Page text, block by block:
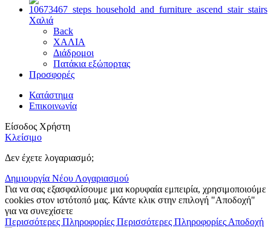
Χαλιά
Back
ΧΑΛΙΑ
Διάδρομοι
Πατάκια εξώπορτας
Προσφορές
Κατάστημα
Επικοινωνία
Είσοδος Χρήστη
Κλείσιμο
Δεν έχετε λογαριασμό;
Δημιουργία Νέου Λογαριασμού
Για να σας εξασφαλίσουμε μια κορυφαία εμπειρία, χρησιμοποιούμε
cookies στον ιστότοπό μας. Κάντε κλικ στην επιλογή "Αποδοχή"
για να συνεχίσετε
Περισσότερες Πληροφορίες Περισσότερες Πληροφορίες Αποδοχή